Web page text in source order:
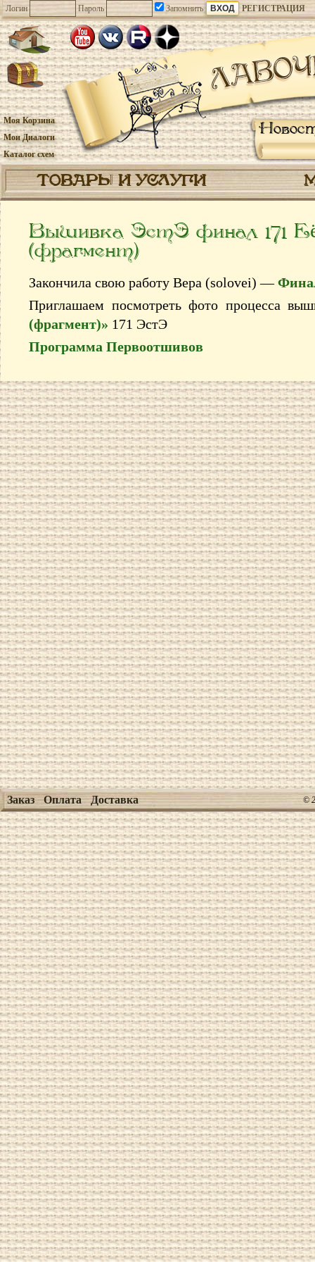
Логин Пароль Запомнить РЕГИСТРАЦИЯ
Моя Корзина
Мои Диалоги
Каталог схем
ТОВАРЫ И УСЛУГИ
Вышивка ЭстЭ финал 171
(фрагмент)
Закончила свою работу Вера (solovei) —
Приглашаем посмотреть фото процесса
(фрагмент)» 171 ЭстЭ
Программа Первоотшивов
Заказ Оплата Доставка ©